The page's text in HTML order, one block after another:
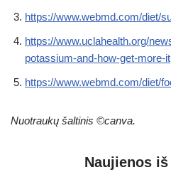
https://www.webmd.com/diet/
https://www.uclahealth.org/
potassium-and-how-get-more-it
https://www.webmd.com/diet/
Nuotraukų šaltinis ©canva.
Naujienos